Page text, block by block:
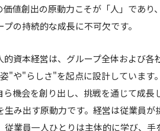
価値創出の原動力こそが「人」であり
の持続的な成長に不可欠です。
的資本経営は、グループ全体および各
"や"らしさ"を起点に設計しています
ら機会を創り出し、挑戦を通じて成長
生み出す原動力です。経営は従業員が
従業員一人ひとりは主体的に学び、手